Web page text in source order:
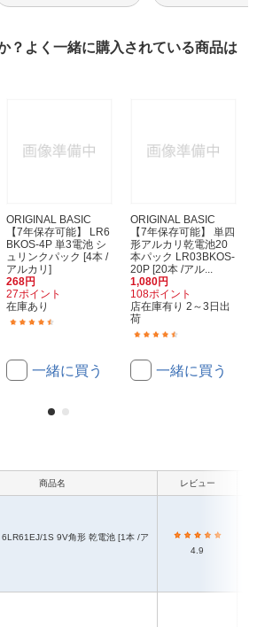
？よく一緒に購入されている商品は
ORIGINAL BASIC
【7年保存可能】 LR6
BKOS-4P 単3電池 シ
ュリンクパック [4本 /
アルカリ]
268円
27ポイント
在庫あり
一緒に買う
ORIGINAL BASIC
【7年保存可能】 単四
形アルカリ乾電池20
本パック LR03BKOS-
20P [20本 /アル...
1,080円
108ポイント
店在庫有り 2～3日出
荷
一緒に買う
商品名 レビュー
4.9